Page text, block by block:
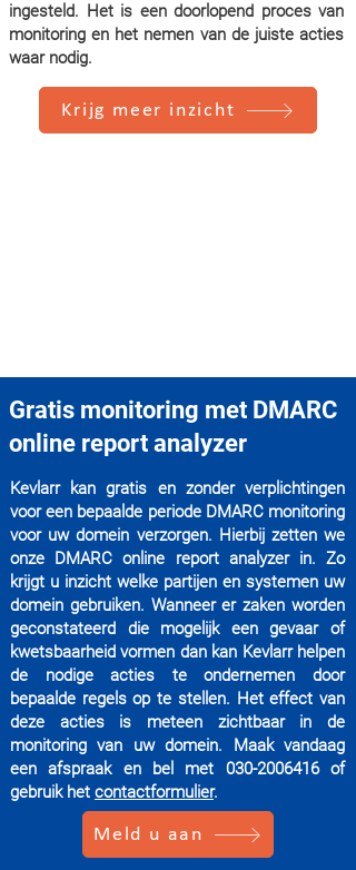
ingesteld. Het is een doorlopend proces van
monitoring en het nemen van de juiste acties
waar nodig.
Krijg meer inzicht
Gratis monitoring met DMARC
online report analyzer
Kevlarr kan gratis en zonder verplichtingen
voor een bepaalde periode DMARC monitoring
voor uw domein verzorgen. Hierbij zetten we
onze DMARC online report analyzer in. Zo
krijgt u inzicht welke partijen en systemen uw
domein gebruiken. Wanneer er zaken worden
geconstateerd die mogelijk een gevaar of
kwetsbaarheid vormen dan kan Kevlarr helpen
de nodige acties te ondernemen door
bepaalde regels op te stellen. Het effect van
deze acties is meteen zichtbaar in de
monitoring van uw domein. Maak vandaag
een afspraak en bel met 030-2006416of
gebruik het contactformulier.
Meld u aan